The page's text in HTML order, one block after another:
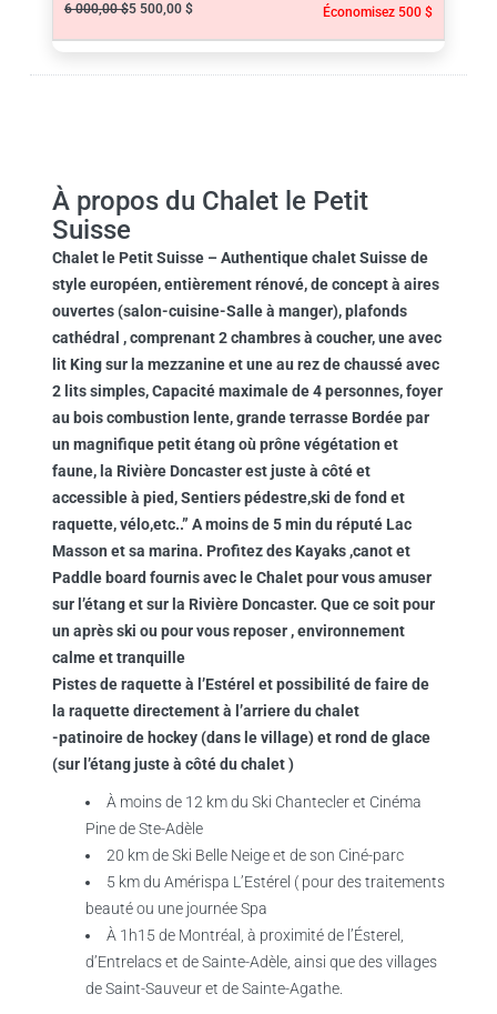
6 000,00 $5 500,00 $ Économisez 500 $
À propos du Chalet le Petit
Suisse
Chalet le Petit Suisse– Authentique chalet Suisse de
style européen, entièrement rénové, de concept à aires
ouvertes (salon-cuisine-Salle à manger), plafonds
cathédral , comprenant 2 chambres à coucher, une avec
lit King sur la mezzanine et une au rez de chaussé avec
2 lits simples, Capacité maximale de 4 personnes, foyer
au bois combustion lente, grande terrasse Bordée par
un magnifique petit étang où prône végétation et
faune, la Rivière Doncaster est juste à côté et
accessible à pied, Sentiers pédestre,ski de fond et
raquette, vélo,etc..” A moins de 5 min du réputé Lac
Masson et sa marina. Profitez des Kayaks ,canot et
Paddle board fournis avec le Chalet pour vous amuser
sur l’étang et sur la Rivière Doncaster. Que ce soit pour
un après ski ou pour vous reposer , environnement
calme et tranquille
Pistes de raquette à l’Estérel et possibilité de faire de
la raquette directement à l’arriere du chalet
-patinoire de hockey (dans le village) et rond de glace
(sur l’étang juste à côté du chalet )
À moins de 12 km du Ski Chantecler et Cinéma
Pine de Ste-Adèle
20 km de Ski Belle Neige et de son Ciné-parc
5 km du Amérispa L’Estérel ( pour des traitements
beauté ou une journée Spa
À 1h15 de Montréal, à proximité de l’Ésterel,
d’Entrelacs et de Sainte-Adèle, ainsi que des villages
de Saint-Sauveur et de Sainte-Agathe.